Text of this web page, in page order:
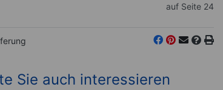
auf Seite 24
Sie auch interessieren